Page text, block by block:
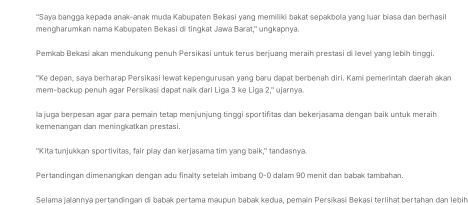
"Saya bangga kepada anak-anak muda Kabupaten Bekasi yang memiliki bakat sepakbola yang luar biasa dan berhasil
mengharumkan nama Kabupaten Bekasi di tingkat Jawa Barat," ungkapnya.
Pemkab Bekasi akan mendukung penuh Persikasi untuk terus berjuang meraih prestasi di level yang lebih tinggi.
"Ke depan, saya berharap Persikasi lewat kepengurusan yang baru dapat berbenah diri. Kami pemerintah daerah akan
mem-backup penuh agar Persikasi dapat naik dari Liga 3 ke Liga 2," ujarnya.
Ia juga berpesan agar para pemain tetap menjunjung tinggi sportifitas dan bekerjasama dengan baik untuk meraih
kemenangan dan meningkatkan prestasi.
"Kita tunjukkan sportivitas, fair play dan kerjasama tim yang baik," tandasnya.
Pertandingan dimenangkan dengan adu finalty setelah imbang 0-0 dalam 90 menit dan babak tambahan.
Selama jalannya pertandingan di babak pertama maupun babak kedua, pemain Persikasi Bekasi terlihat bertahan dan lebih